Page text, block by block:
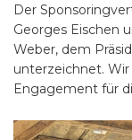
Der
Georges Eischen
Weber, dem
unterzeichnet.
Engagement für